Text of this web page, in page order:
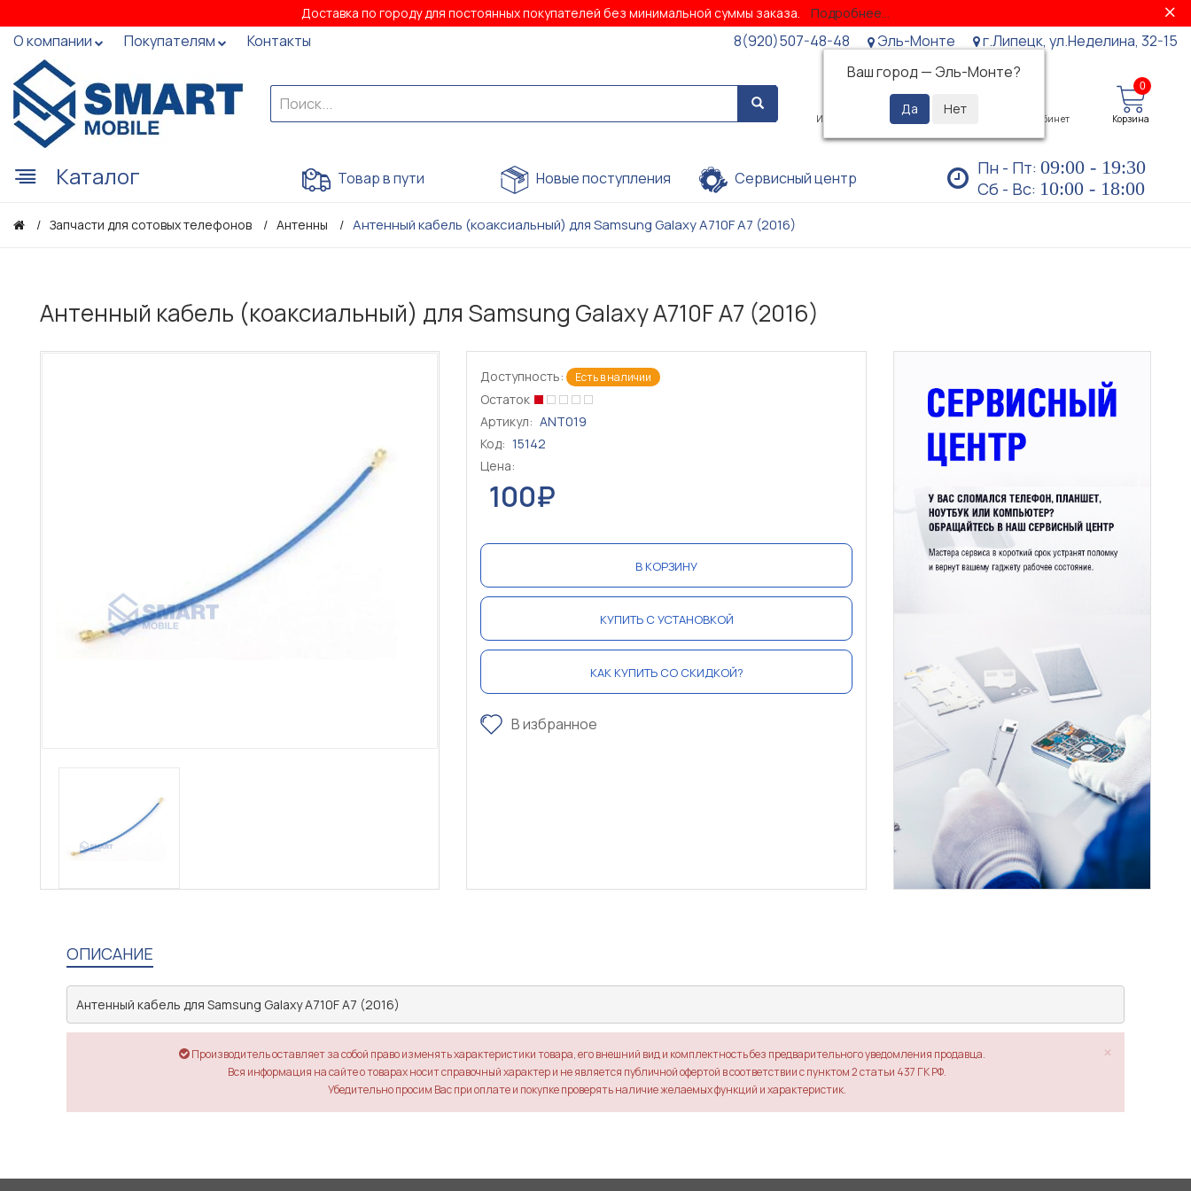
Доставка по городу для постоянных покупателей без минимальной суммы заказа. Подробнее...
О компании Покупателям Контакты 8(920)507-48-48
Эль-Монте
Ваш город — Эль-Монте?
г.Липецк, ул.Неделина, 32-15
Избранное Просмотренные Личный кабинет
0
Корзина
Каталог Товар в пути Новые поступления Сервисный центр Пн - Пт: 09:00 - 19:30
Сб - Вс: 10:00 - 18:00
Запчасти для сотовых телефонов Антенны Антенный кабель (коаксиальный) для Samsung Galaxy A710F A7 (2016)
Антенный кабель (коаксиальный) для Samsung Galaxy A710F A7 (2016)
Доступность: Есть в наличии
Остаток
Артикул: ANT019
Код: 15142
Цена:
100₽
В КОРЗИНУ
КУПИТЬ С УСТАНОВКОЙ
КАК КУПИТЬ СО СКИДКОЙ?
В избранное
ОПИСАНИЕ
Антенный кабель для Samsung Galaxy A710F A7 (2016)
×
Производитель оставляет за собой право изменять характеристики товара, его внешний вид и комплектность без предварительного уведомления продавца.
Вся информация на сайте о товарах носит справочный характер и не является публичной офертой в соответствии с пунктом 2 статьи 437 ГК РФ.
Убедительно просим Вас при оплате и покупке проверять наличие желаемых функций и характеристик.